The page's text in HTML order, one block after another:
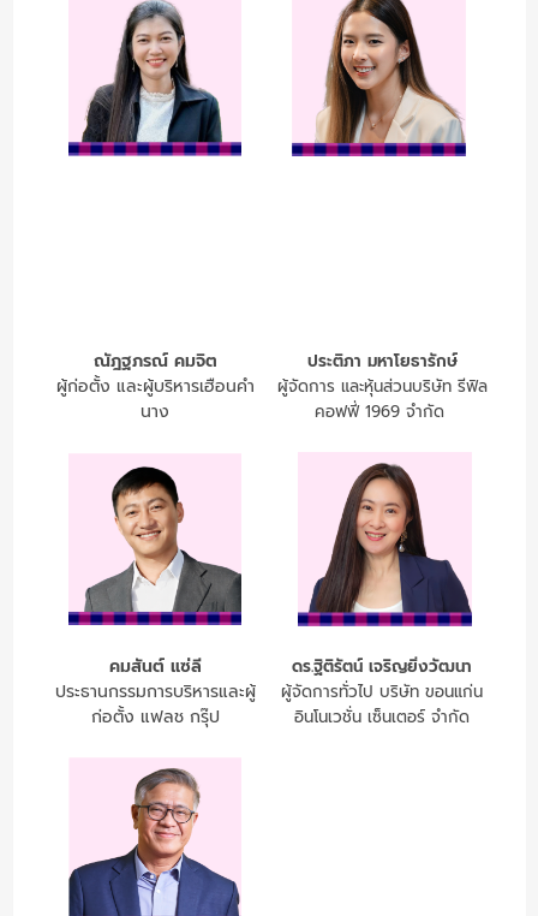
ณัฎฐภรณ์ คมจิต
ผู้ก่อตั้ง และผู้บริหารเฮือนคำ
นาง
ประติภา มหาโยธารักษ์
ผู้จัดการ และหุ้นส่วนบริษัท รีฟิล
คอฟฟี่ 1969 จำกัด
คมสันต์ แซ่ลี
ประธานกรรมการบริหารและผู้
ก่อตั้ง แฟลช กรุ๊ป
ดร.ฐิติรัตน์ เจริญยิ่งวัฒนา
ผู้จัดการทั่วไป บริษัท ขอนแก่น
อินโนเวชั่น เซ็นเตอร์ จำกัด